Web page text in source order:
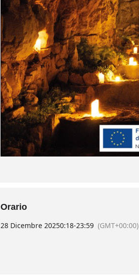
Orario
28 Dicembre 20250:18-23:59 (GMT+00:00)